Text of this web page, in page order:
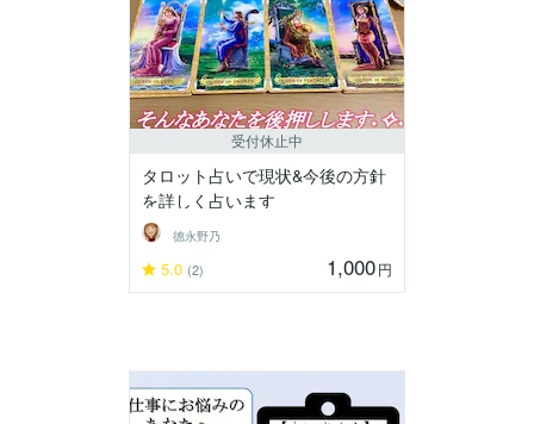
受付休止中
タロット占いで現状&今後の方針
を詳しく占います
德永野乃
5.0 (2) 1,000円